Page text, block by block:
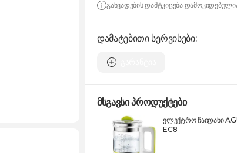
განვადების დამტკიცება
დამატებითი სერვისები:
მსგავსი პროდუქტები
ელექტრო ჩაიდანი
EC8